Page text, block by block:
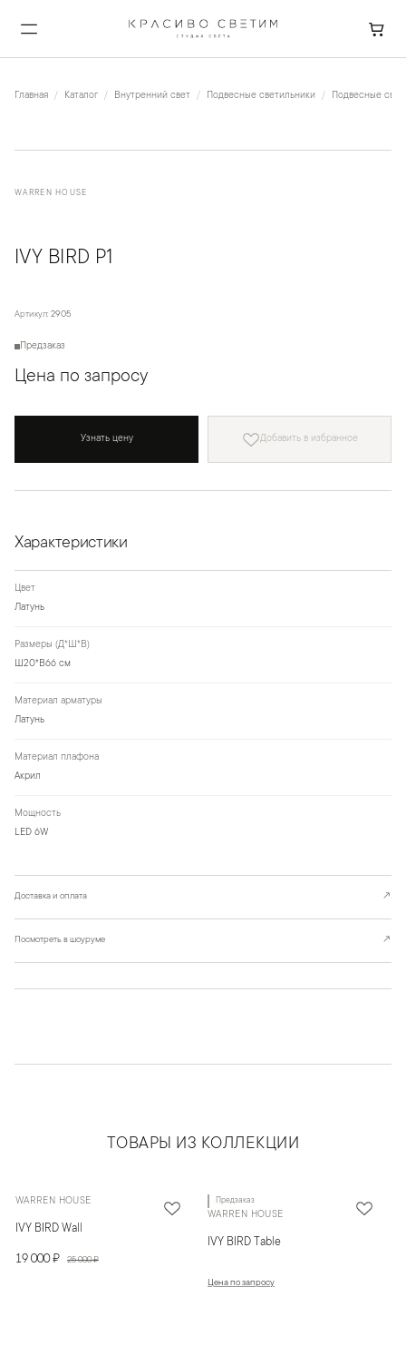
Главная Каталог Внутренний свет Подвесные светильники Подвесные
WARREN HOUSE
IVY BIRD P1
Артикул: 2905
Предзаказ
Цена по запросу
Узнать цену Добавить в избранное
Характеристики
Цвет
Латунь
Размеры (Д*Ш*В)
Ш20*В66 см
Материал арматуры
Латунь
Материал плафона
Акрил
Мощность
LED 6W
Доставка и оплата ↗
Посмотреть в шоуруме ↗
ТОВАРЫ ИЗ КОЛЛЕКЦИИ
WARREN HOUSE
IVY BIRD Wall
19 000 ₽ 25 000 ₽
Предзаказ
WARREN HOUSE
IVY BIRD Table
Цена по запросу